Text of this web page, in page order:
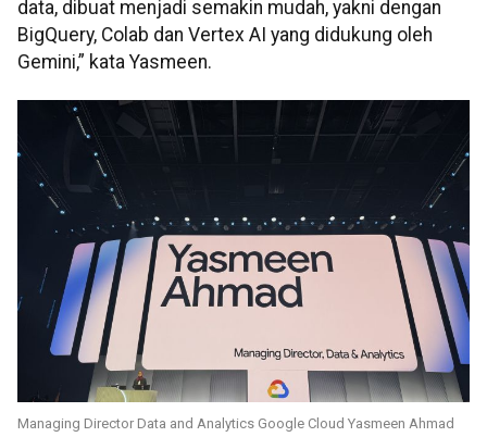
data, dibuat menjadi semakin mudah, yakni dengan
BigQuery, Colab dan Vertex AI yang didukung oleh
Gemini,” kata Yasmeen.
Managing Director Data and Analytics Google Cloud Yasmeen Ahmad